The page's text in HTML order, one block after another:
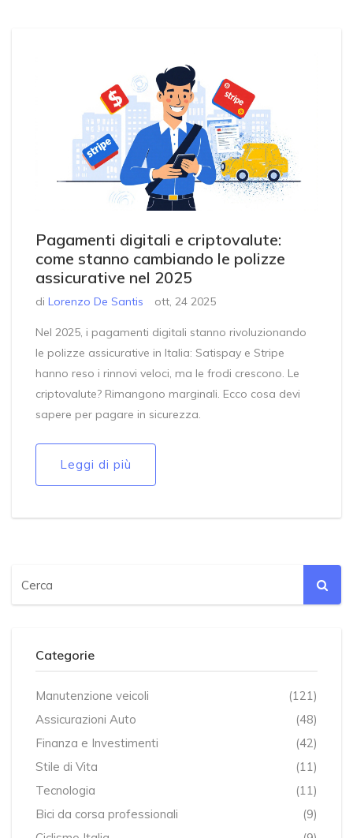
Pagamenti digitali e criptovalute:
come stanno cambiando le polizze
assicurative nel 2025
di Lorenzo De Santis ott, 24 2025
Nel 2025, i pagamenti digitali stanno rivoluzionando
le polizze assicurative in Italia: Satispay e Stripe
hanno reso i rinnovi veloci, ma le frodi crescono. Le
criptovalute? Rimangono marginali. Ecco cosa devi
sapere per pagare in sicurezza.
Leggi di più
Categorie
Manutenzione veicoli
(121)
Assicurazioni Auto
(48)
Finanza e Investimenti
(42)
Stile di Vita
(11)
Tecnologia
(11)
Bici da corsa professionali
(9)